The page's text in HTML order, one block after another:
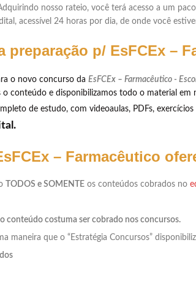
nosso rateio, você terá acesso a um
acessível 24 horas por dia, de onde você
preparação p/ EsFCEx –
o novo concurso da EsFCEx – Farmacêutico -
o conteúdo e disponibilizamos todo o material
de estudo, com videoaulas, PDFs,
– Farmacêutico
TODOS e SOMENTE os conteúdos cobrados no
conteúdo costuma ser cobrado nos concursos.
maneira que o “Estratégia Concursos”